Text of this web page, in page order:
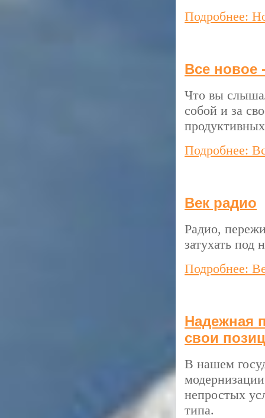
Подробнее:
Все новое
Что вы
собой и за
Подробнее:
Век радио
Радио,
затухать под
Подробнее:
Надежная
свои
В нашем
непростых
типа.